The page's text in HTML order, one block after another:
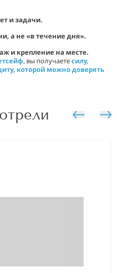
и задачи.
а не «в течение дня».
и крепление на месте.
, вы получаетесилу,
которой можно доверять